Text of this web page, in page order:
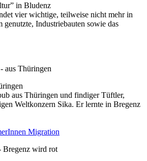
in Bludenz
vier wichtige, teilweise nicht mehr in
genutzte, Industriebauten sowie das
aus Thüringen und findiger Tüftler,
Weltkonzern Sika. Er lernte in Bregenz
Migration